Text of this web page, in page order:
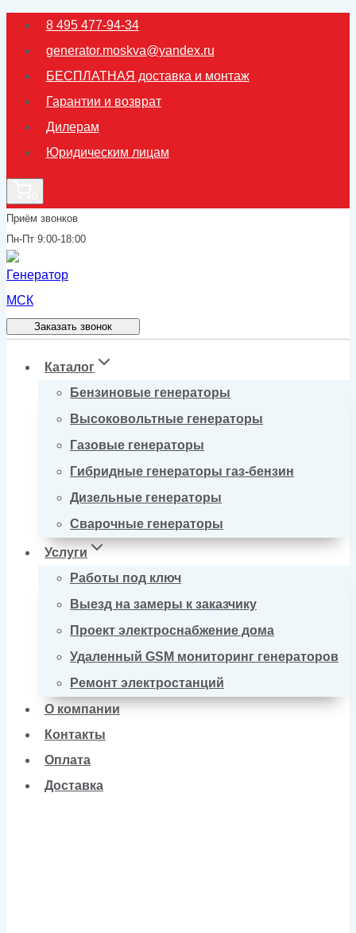
Перейти
содержимому
8 495 477-94-34
generator.moskva@yandex.ru
БЕСПЛАТНАЯ доставка и монтаж
Гарантии и возврат
Дилерам
Юридическим лицам
Приём звонков
Пн-Пт 9:00-18:00
Заказать звонок
Каталог
Бензиновые генераторы
Высоковольтные генераторы
Газовые генераторы
Гибридные генераторы газ-бензин
Дизельные генераторы
Сварочные генераторы
Услуги
Работы под ключ
Выезд на замеры к заказчику
Проект электроснабжение дома
Удаленный GSM мониторинг генераторов
Ремонт электростанций
О компании
Контакты
Оплата
Доставка